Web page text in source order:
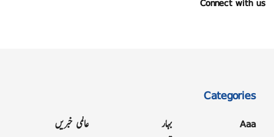
Categories
Aaa بہار عالمی خبریں